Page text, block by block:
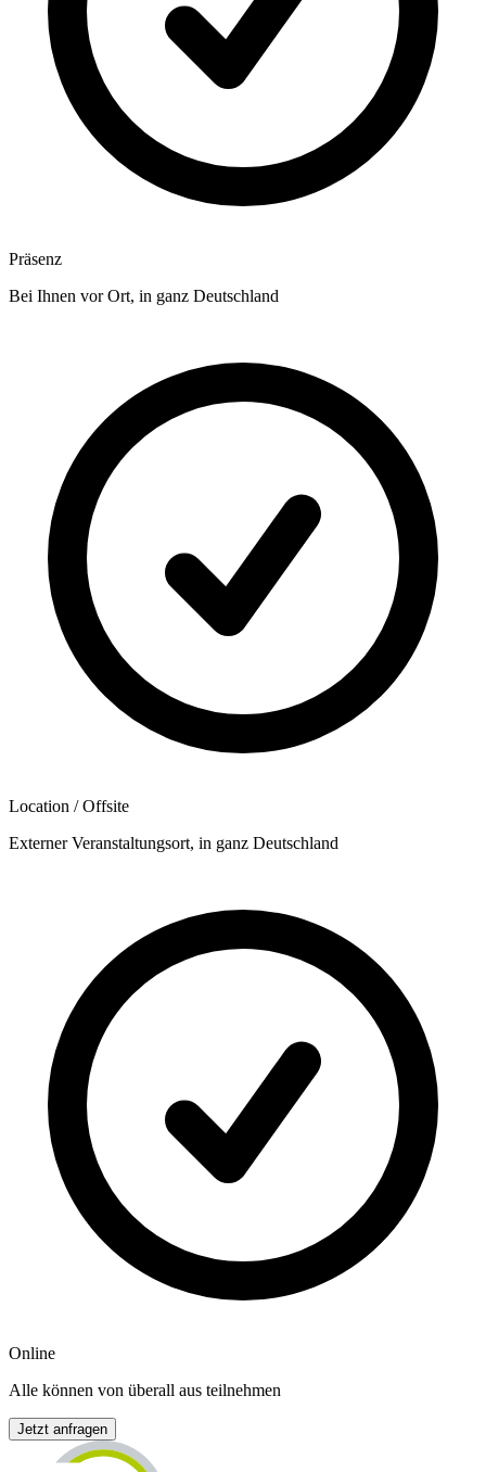
Präsenz
Bei Ihnen vor Ort, in ganz Deutschland
Location / Offsite
Externer Veranstaltungsort, in ganz Deutschland
Online
Alle können von überall aus teilnehmen
Jetzt anfragen